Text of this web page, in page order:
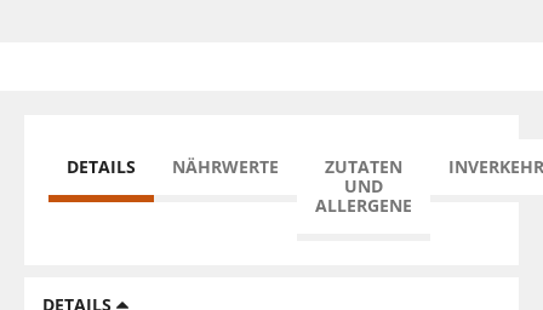
DETAILS NÄHRWERTE
ZUTATEN
UND
ALLERGENE
DETAILS